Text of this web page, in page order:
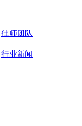
律师团队
行业新闻